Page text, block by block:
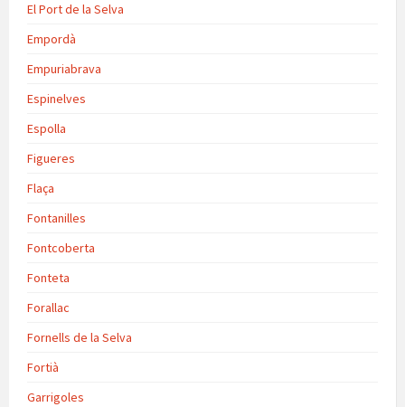
El Port de la Selva
Empordà
Empuriabrava
Espinelves
Espolla
Figueres
Flaça
Fontanilles
Fontcoberta
Fonteta
Forallac
Fornells de la Selva
Fortià
Garrigoles